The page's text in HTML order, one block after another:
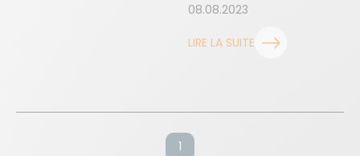
08.08.2023
LIRE LA SUITE
1